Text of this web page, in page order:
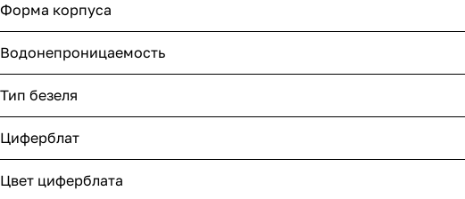
Форма корпуса
Водонепроницаемость
Тип безеля
Циферблат
Цвет циферблата